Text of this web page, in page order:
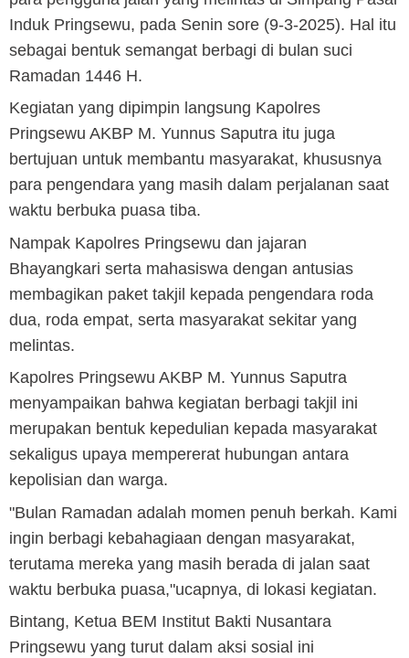
Induk Pringsewu, pada Senin sore (9-3-2025). Hal itu
sebagai bentuk semangat berbagi di bulan suci
Ramadan 1446 H.
Kegiatan yang dipimpin langsung Kapolres
Pringsewu AKBP M. Yunnus Saputra itu juga
bertujuan untuk membantu masyarakat, khususnya
para pengendara yang masih dalam perjalanan saat
waktu berbuka puasa tiba.
Nampak Kapolres Pringsewu dan jajaran
Bhayangkari serta mahasiswa dengan antusias
membagikan paket takjil kepada pengendara roda
dua, roda empat, serta masyarakat sekitar yang
melintas.
Kapolres Pringsewu AKBP M. Yunnus Saputra
menyampaikan bahwa kegiatan berbagi takjil ini
merupakan bentuk kepedulian kepada masyarakat
sekaligus upaya mempererat hubungan antara
kepolisian dan warga.
"Bulan Ramadan adalah momen penuh berkah. Kami
ingin berbagi kebahagiaan dengan masyarakat,
terutama mereka yang masih berada di jalan saat
waktu berbuka puasa,"ucapnya, di lokasi kegiatan.
Bintang, Ketua BEM Institut Bakti Nusantara
Pringsewu yang turut dalam aksi sosial ini